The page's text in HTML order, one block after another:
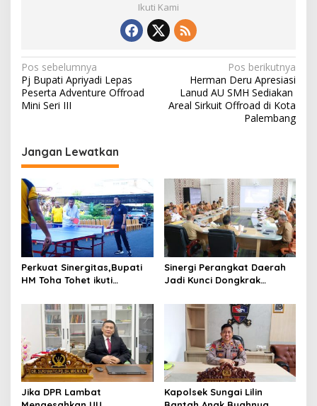
Ikuti Kami
N
a
v
a
s
i
p
o
s
Pos sebelumnya
Pj Bupati Apriyadi Lepas
Peserta Adventure Offroad
Mini Seri III
Pos berikutnya
Herman Deru Apresiasi
Lanud AU SMH Sediakan
Areal Sirkuit Offroad di Kota
Palembang
Jangan Lewatkan
Perkuat Sinergitas,Bupati
HM Toha Tohet ikuti
Forkopimda di Mapolres
Muba
Sinergi Perangkat Daerah
Jadi Kunci Dongkrak
Jika DPR Lambat
Kapolsek Sungai Lilin